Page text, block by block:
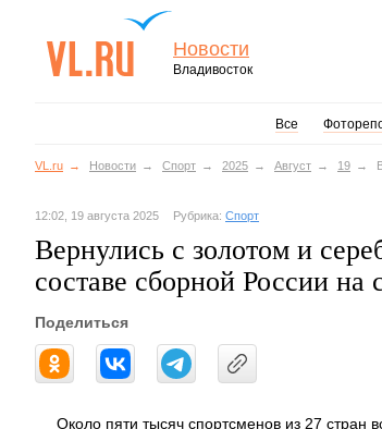
Новости
Владивосток
Все
VL.ru Новости Спорт 2025 Август 19
12:02, 19 августа 2025 Рубрика: Спорт
Вернулись с золотом и
составе сборной России на
Поделиться
Около пяти тысяч спортсменов из 27 стран